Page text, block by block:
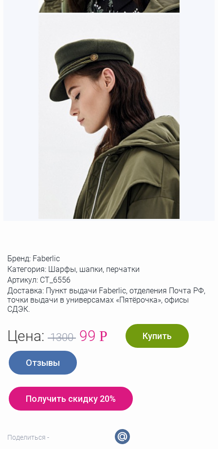
Бренд: Faberlic
Категория: Шарфы, шапки, перчатки
Артикул: СТ_6556
Доставка: Пункт выдачи Faberlic, отделения Почта РФ,
точки выдачи в универсамах «Пятёрочка», офисы
СДЭК.
Цена: 1300 99 Р Купить
Отзывы
Получить скидку 20%
Поделиться -